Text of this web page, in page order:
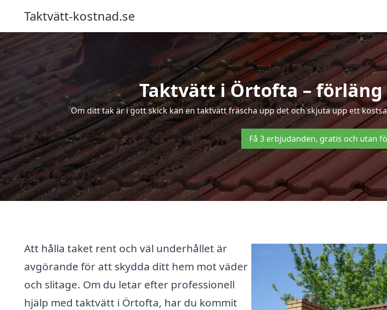
Taktvätt-kostnad.se
Taktvätt i Örtofta –
Om ditt tak är i gott skick kan en taktvätt fräscha upp det och skjuta upp ett
Få 3 erbjudanden, gratis och utan
Att hålla taket rent och väl underhållet är
avgörande för att skydda ditt hem mot väder
och slitage. Om du letar efter professionell
hjälp med taktvätt i Örtofta, har du kommit